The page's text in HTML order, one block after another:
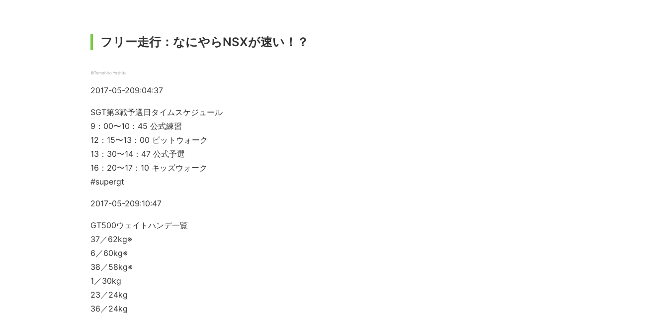
フリー走行：なにやらNSXが速い！？
©Tomohiro Yoshita
2017-05-209:04:37
SGT第3戦予選日タイムスケジュール
9：00〜10：45 公式練習
12：15〜13：00 ピットウォーク
13：30〜14：47 公式予選
16：20〜17：10 キッズウォーク
#supergt
2017-05-209:10:47
GT500ウェイトハンデ一覧
37／62kg※
6／60kg※
38／58kg※
1／30kg
23／24kg
36／24kg